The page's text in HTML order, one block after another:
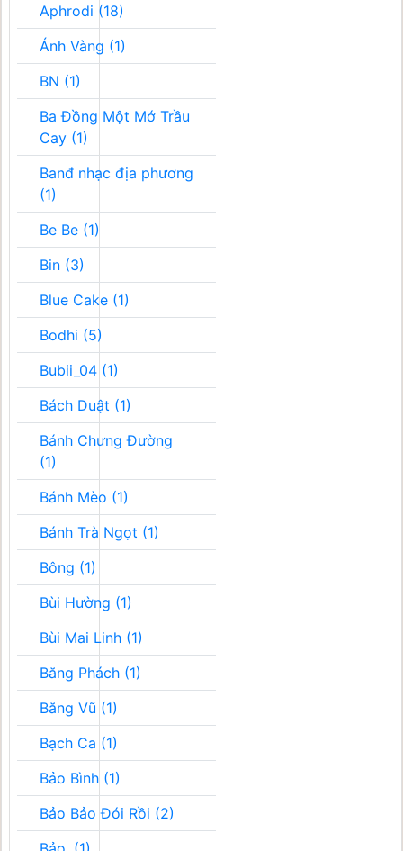
Aphrodi (18)
Ánh Vàng (1)
BN (1)
Ba Đồng Một Mớ Trầu
Cay (1)
Banđ nhạc địa phương
(1)
Be Be (1)
Bin (3)
Blue Cake (1)
Bodhi (5)
Bubii_04 (1)
Bách Duật (1)
Bánh Chưng Đường
(1)
Bánh Mèo (1)
Bánh Trà Ngọt (1)
Bông (1)
Bùi Hường (1)
Bùi Mai Linh (1)
Băng Phách (1)
Băng Vũ (1)
Bạch Ca (1)
Bảo Bình (1)
Bảo Bảo Đói Rồi (2)